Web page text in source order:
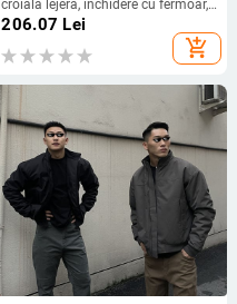
croială lejeră, închidere cu fermoar,
lungime scurtă, buzunare laterale
206.07 Lei
add_shopping_cart